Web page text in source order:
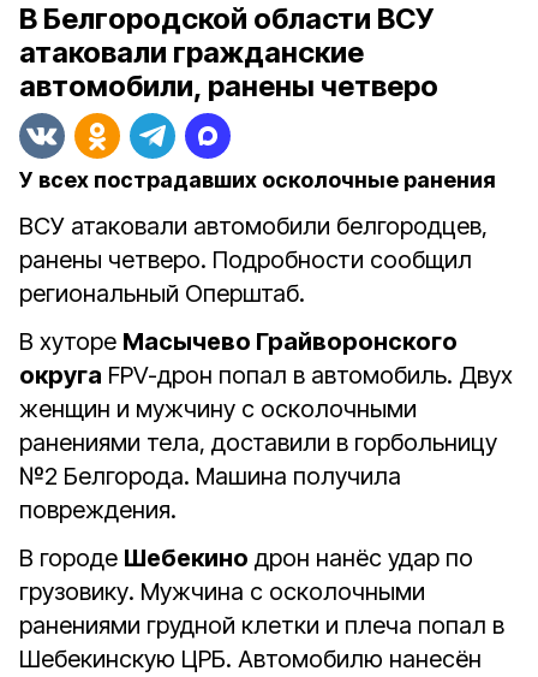
В Белгородской области ВСУ
атаковали гражданские
автомобили, ранены четверо
У всех пострадавших осколочные ранения
ВСУ атаковали автомобили белгородцев,
ранены четверо. Подробности сообщил
региональный Оперштаб.
В хуторе Масычево Грайворонского
округа FPV-дрон попал в автомобиль. Двух
женщин и мужчину с осколочными
ранениями тела, доставили в горбольницу
№2 Белгорода. Машина получила
повреждения.
В городе Шебекино дрон нанёс удар по
грузовику. Мужчина с осколочными
ранениями грудной клетки и плеча попал в
Шебекинскую ЦРБ. Автомобилю нанесëн